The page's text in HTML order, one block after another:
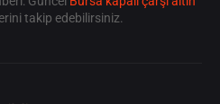
takip edebilirsiniz.